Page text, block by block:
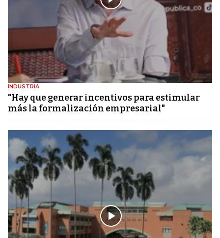
INDUSTRIA
"Hay que generar incentivos para estimular
más la formalización empresarial"